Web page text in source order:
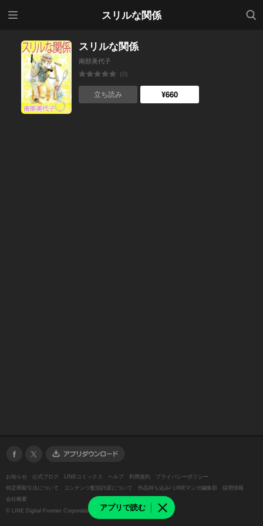
スリルな関係
検索
アプリで読む
スリルな関係
南部美代子
(0)
立ち読み ¥660
お知らせ 公式ブログ LINEコミックス ヘルプ 利用規約
プライバシーポリシー
特定商取引法について
コンテンツ配信許諾について 作品持ち込み/ LINEマンガ編集部
採用情報
会社概要
© LINE Digital Frontier Corporation